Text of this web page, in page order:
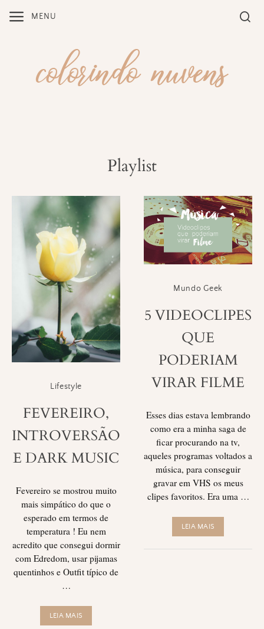
MENU
Playlist
Lifestyle
FEVEREIRO,
INTROVERSÃO
E DARK MUSIC
Fevereiro se mostrou muito
mais simpático do que o
esperado em termos de
temperatura ! Eu nem
acredito que consegui dormir
com Edredom, usar pijamas
quentinhos e Outfit típico de
…
LEIA MAIS
Mundo Geek
5 VIDEOCLIPES
QUE
PODERIAM
VIRAR FILME
Esses dias estava lembrando
como era a minha saga de
ficar procurando na tv,
aqueles programas voltados a
música, para conseguir
gravar em VHS os meus
clipes favoritos. Era uma …
LEIA MAIS